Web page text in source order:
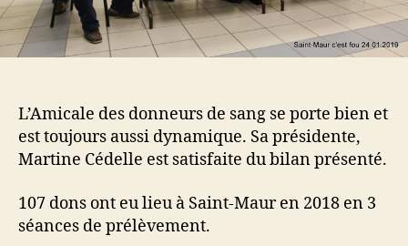
L’Amicale des donneurs de sang se porte bien et
est toujours aussi dynamique. Sa présidente,
Martine Cédelle est satisfaite du bilan présenté.
107 dons ont eu lieu à Saint-Maur en 2018 en 3
séances de prélèvement.